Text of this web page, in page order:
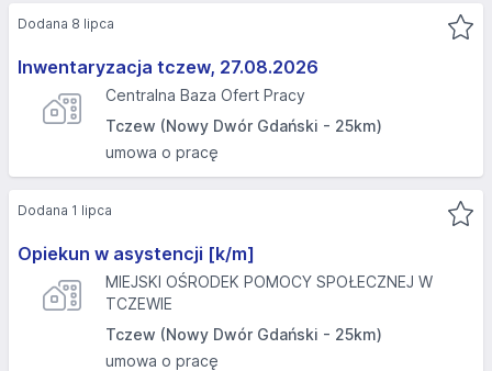
Inwentaryzacja tczew, 27.08.2026
Centralna Baza Ofert Pracy
Tczew (Nowy Dwór Gdański - 25km)
umowa o pracę
Dodana 8 lipca
Opiekun w asystencji [k/m]
MIEJSKI OŚRODEK POMOCY SPOŁECZNEJ W
TCZEWIE
Tczew (Nowy Dwór Gdański - 25km)
umowa o pracę
Dodana 1 lipca